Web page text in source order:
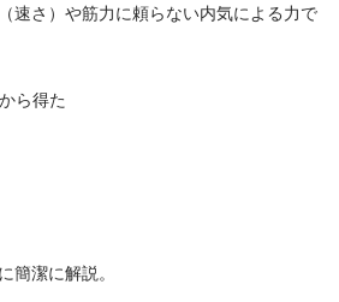
速さ）や筋力に頼らない内気による力で
ら得た
簡潔に解説。